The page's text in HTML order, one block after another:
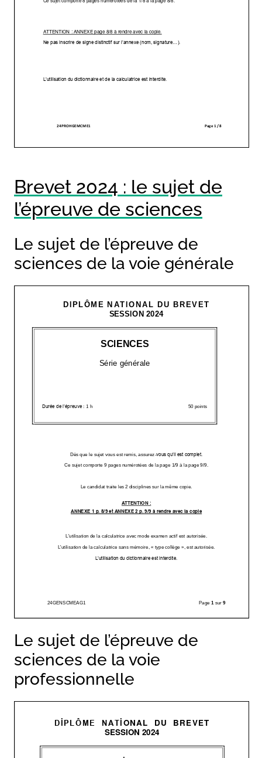
Brevet 2024 : le sujet de
l’épreuve de sciences
Le sujet de l’épreuve de
sciences de la voie générale
Le sujet de l’épreuve de
sciences de la voie
professionnelle